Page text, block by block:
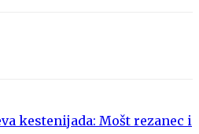
kestenijada: Mošt rezanec i